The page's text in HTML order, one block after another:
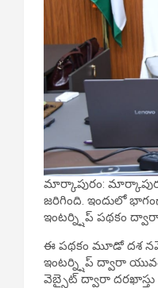
మార్కాపురం:
జరిగింది. ఇందులో
ఇంటర్న్షిప్ పథకం
ఈ పథకం మూడో దశ
ఇంటర్న్షిప్ ద్వారా
వెబ్సైట్ ద్వారా దరఖాస్తు